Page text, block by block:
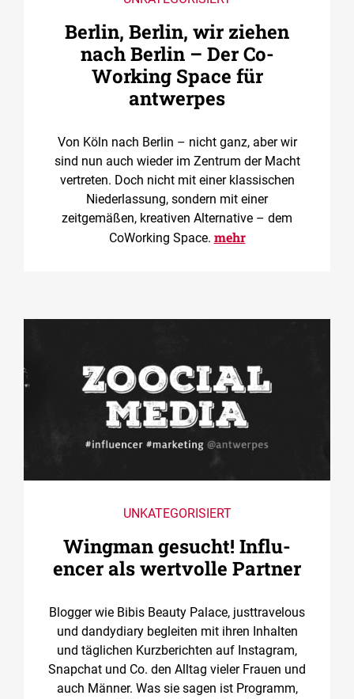
Berlin, Berlin, wir ziehen
nach Berlin – Der Co­
Working Space für
antwerpes
Von Köln nach Berlin – nicht ganz, aber wir
sind nun auch wieder im Zentrum der Macht
vertreten. Doch nicht mit einer klassischen
Niederlassung, sondern mit einer
zeitgemäßen, kreativen Alternative – dem
CoWorking Space. mehr
UNKATEGORISIERT
Wingman gesucht! ­Influ­
encer als wertvolle Partner
Blogger wie Bibis Beauty Palace, justtravelous
und dandydiary begleiten mit ihren Inhalten
und täglichen Kurzberichten auf Instagram,
Snapchat und Co. den Alltag vieler Frauen und
auch Männer. Was sie sagen ist Programm,